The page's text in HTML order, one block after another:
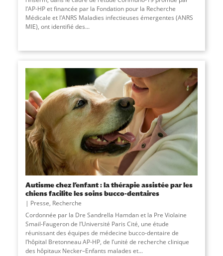
l’AP-HP et financée par la Fondation pour la Recherche
Médicale et l’ANRS Maladies infectieuses émergentes (ANRS
MIE), ont identifié des...
Autisme chez l’enfant : la thérapie assistée par les
chiens facilite les soins bucco-dentaires
Presse, Recherche
Cordonnée par la Dre Sandrella Hamdan et la Pre Violaine
Smail-Faugeron de l’Université Paris Cité, une étude
réunissant des équipes de médecine bucco-dentaire de
l’hôpital Bretonneau AP-HP, de l’unité de recherche clinique
des hôpitaux Necker–Enfants malades et...